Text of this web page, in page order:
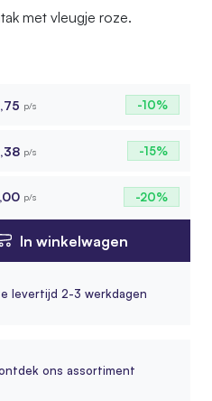
met vleugje roze.
p/s -10%
p/s -15%
p/s -20%
In winkelwagen
levertijd 2-3 werkdagen
ons assortiment